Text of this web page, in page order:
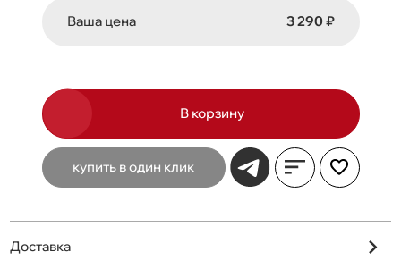
Ваша цена 3 290 ₽
В корзину
купить в один клик
Доставка